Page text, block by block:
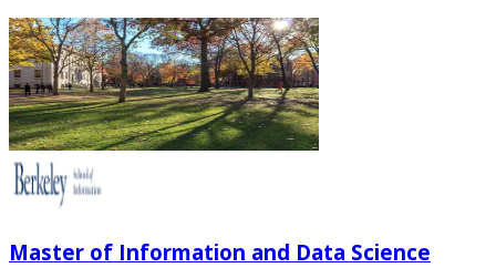
Master of Information and Data Science